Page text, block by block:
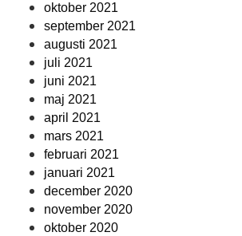
oktober 2021
september 2021
augusti 2021
juli 2021
juni 2021
maj 2021
april 2021
mars 2021
februari 2021
januari 2021
december 2020
november 2020
oktober 2020